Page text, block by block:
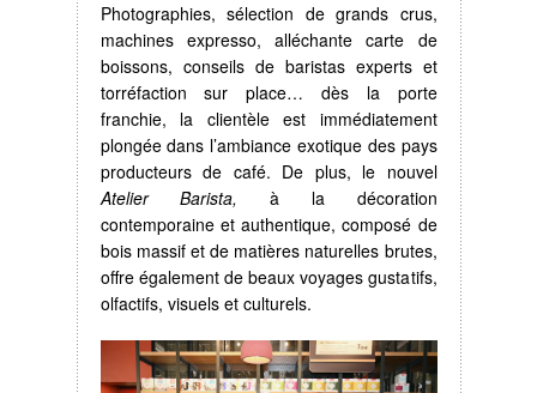
Photographies, sélection de grands crus,
machines expresso, alléchante carte de
boissons, conseils de baristas experts et
torréfaction sur place… dès la porte
franchie, la clientèle est immédiatement
plongée dans l’ambiance exotique des pays
producteurs de café. De plus, le nouvel
Atelier Barista, à la décoration
contemporaine et authentique, composé de
bois massif et de matières naturelles brutes,
offre également de beaux voyages gustatifs,
olfactifs, visuels et culturels.